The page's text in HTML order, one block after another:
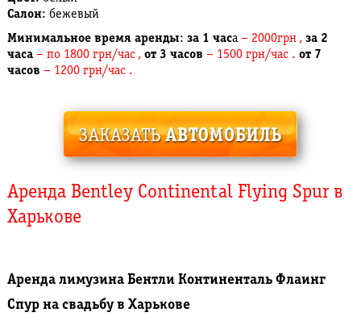
Салон: бежевый
Минимальное время аренды: за 1 часа– 2000грн , за 2
часа– по 1800 грн/час , от 3 часов – 1500 грн/час . от 7
часов – 1200 грн/час .
Аренда Bentley Continental Flying Spur в
Харькове
Аренда лимузина Бентли Континенталь Флаинг
Спур на свадьбу в Харькове